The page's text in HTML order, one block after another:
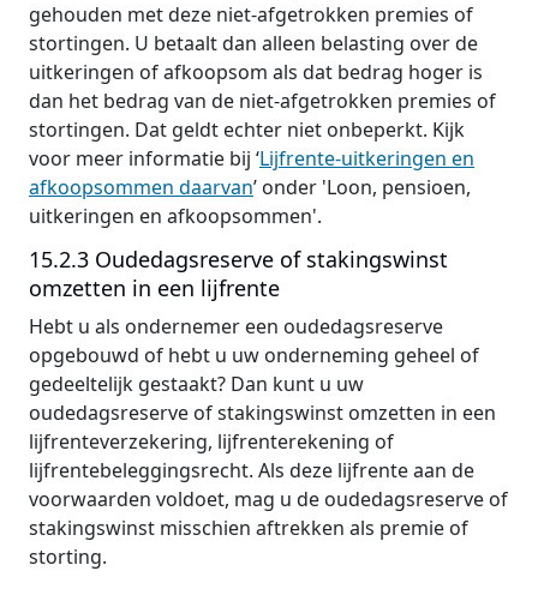
gehouden met deze niet-afgetrokken premies of
stortingen. U betaalt dan alleen belasting over de
uitkeringen of afkoopsom als dat bedrag hoger is
dan het bedrag van de niet-afgetrokken premies of
stortingen. Dat geldt echter niet onbeperkt. Kijk
voor meer informatie bij ‘Lijfrente-uitkeringen en
afkoopsommen daarvan’ onder 'Loon, pensioen,
uitkeringen en afkoopsommen'.
15.2.3 Oudedagsreserve of stakingswinst
omzetten in een lijfrente
Hebt u als ondernemer een oudedagsreserve
opgebouwd of hebt u uw onderneming geheel of
gedeeltelijk gestaakt? Dan kunt u uw
oudedagsreserve of stakingswinst omzetten in een
lijfrenteverzekering, lijfrenterekening of
lijfrentebeleggingsrecht. Als deze lijfrente aan de
voorwaarden voldoet, mag u de oudedagsreserve of
stakingswinst misschien aftrekken als premie of
storting.